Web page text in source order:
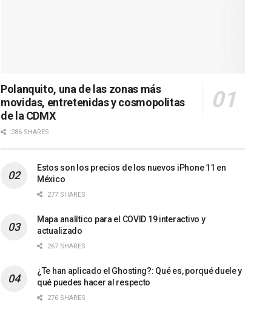
Polanquito, una de las zonas más
movidas, entretenidas y cosmopolitas
de la CDMX
286 SHARES
Estos son los precios de los nuevos iPhone 11 en
México
277 SHARES
Mapa analítico para el COVID 19 interactivo y
actualizado
267 SHARES
¿Te han aplicado el Ghosting?: Qué es, porqué duele y
qué puedes hacer al respecto
276 SHARES